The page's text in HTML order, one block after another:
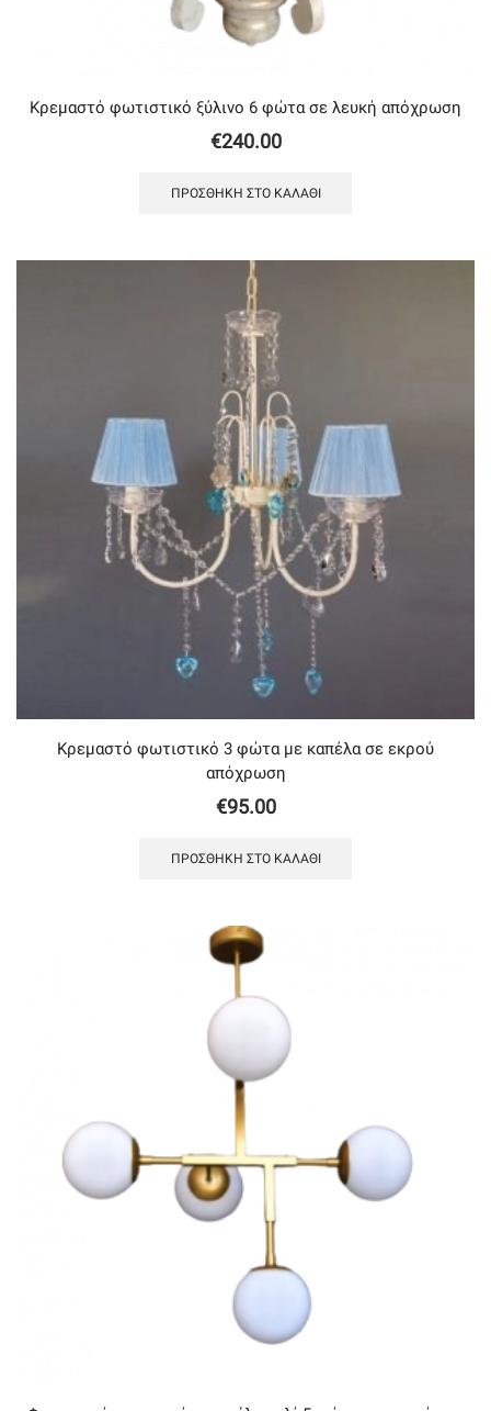
Κρεμαστό φωτιστικό ξύλινο 6 φώτα σε λευκή απόχρωση
€240.00
ΠΡΟΣΘΉΚΗ ΣΤΟ ΚΑΛΆΘΙ
Κρεμαστό φωτιστικό 3 φώτα με καπέλα σε εκρού
απόχρωση
€95.00
ΠΡΟΣΘΉΚΗ ΣΤΟ ΚΑΛΆΘΙ